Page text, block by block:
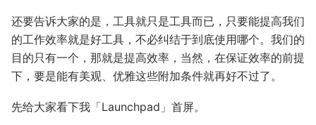
还要告诉大家的是，工具就只是工具而已，只要能提高我们
的工作效率就是好工具，不必纠结于到底使用哪个。我们的
目的只有一个，那就是提高效率，当然，在保证效率的前提
下，要是能有美观、优雅这些附加条件就再好不过了。
先给大家看下我「Launchpad」首屏。